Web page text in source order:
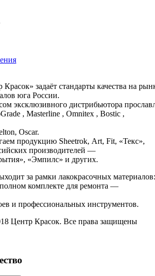
Красок» задаёт стандарты качества на
юга России.
эксклюзивного дистрибьютора
, Masterline , Omnitex , Bostic ,
Oscar.
продукцию Sheetrok, Art, Fit, «Текс»,
производителей —
«Эмпилс» и других.
за рамки лакокрасочных
комплекте для ремонта —
и профессиональных инструментов.
Центр Красок. Все права защищены